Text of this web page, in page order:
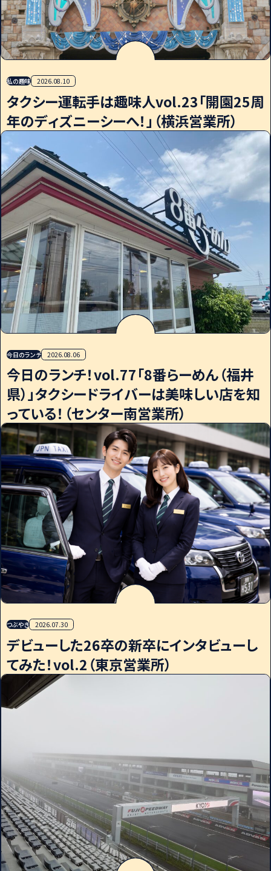
私の趣味 2026.08.10
タクシー運転手は趣味人vol.23「開園25周
年のディズニーシーへ！」（横浜営業所）
今日のランチ 2026.08.06
今日のランチ！vol.77「8番らーめん（福井
県）」タクシードライバーは美味しい店を知
っている！（センター南営業所）
つぶやき 2026.07.30
デビューした26卒の新卒にインタビューし
てみた！vol.2（東京営業所）